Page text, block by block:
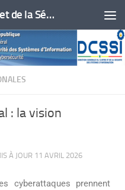
Direction générale du Chiffre et de la Sécurité des Systèmes d'Information
: la vision
À JOUR 11 AVRIL 2026
cyberattaques prennent